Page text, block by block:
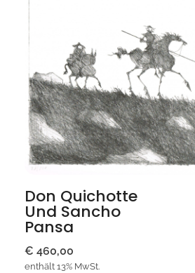
Don Quichotte
Und Sancho
Pansa
€ 460,00
enthält 13% MwSt.